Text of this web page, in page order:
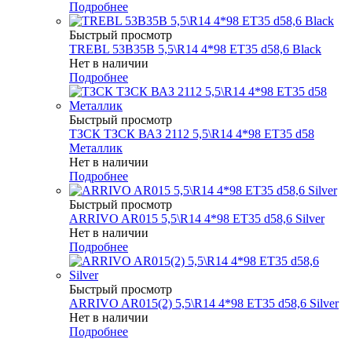
Подробнее
Быстрый просмотр
TREBL 53B35B 5,5\R14 4*98 ET35 d58,6 Black
Нет в наличии
Подробнее
Быстрый просмотр
ТЗСК ТЗСК ВАЗ 2112 5,5\R14 4*98 ET35 d58
Металлик
Нет в наличии
Подробнее
Быстрый просмотр
ARRIVO AR015 5,5\R14 4*98 ET35 d58,6 Silver
Нет в наличии
Подробнее
Быстрый просмотр
ARRIVO AR015(2) 5,5\R14 4*98 ET35 d58,6 Silver
Нет в наличии
Подробнее